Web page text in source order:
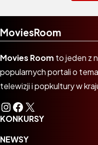
MoviesRoom
Movies Room to jeden z
popularnych portali o
telewizji i popkultury w
Instagram
Facebook
X
KONKURSY
NEWSY